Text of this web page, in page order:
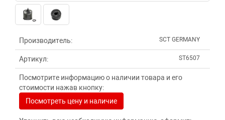
Производитель: SCT GERMANY
Артикул: ST6507
Посмотрите информацию о наличии товара и его
стоимости нажав кнопку:
Посмотреть цену и наличие